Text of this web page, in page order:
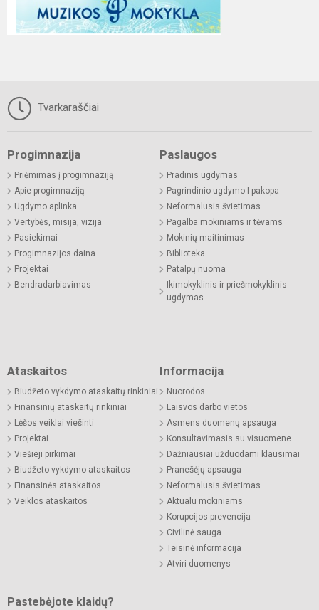
Tvarkaraščiai
Progimnazija
Priėmimas į progimnaziją
Apie progimnaziją
Ugdymo aplinka
Vertybės, misija, vizija
Pasiekimai
Progimnazijos daina
Projektai
Bendradarbiavimas
Paslaugos
Pradinis ugdymas
Pagrindinio ugdymo I pakopa
Neformalusis švietimas
Pagalba mokiniams ir tėvams
Mokinių maitinimas
Biblioteka
Patalpų nuoma
Ikimokyklinis ir priešmokyklinis
ugdymas
Ataskaitos
Biudžeto vykdymo ataskaitų rinkiniai
Finansinių ataskaitų rinkiniai
Lėšos veiklai viešinti
Projektai
Viešieji pirkimai
Biudžeto vykdymo ataskaitos
Finansinės ataskaitos
Veiklos ataskaitos
Informacija
Nuorodos
Laisvos darbo vietos
Asmens duomenų apsauga
Konsultavimasis su visuomene
Dažniausiai užduodami klausimai
Pranešėjų apsauga
Neformalusis švietimas
Aktualu mokiniams
Korupcijos prevencija
Civilinė sauga
Teisinė informacija
Atviri duomenys
Pastebėjote klaidų?